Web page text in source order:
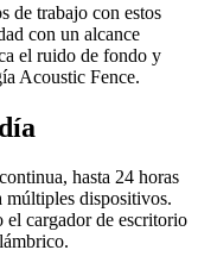
de trabajo con estos
con un alcance
el ruido de fondo y
Acoustic Fence.
hasta 24 horas
múltiples dispositivos.
el cargador de escritorio